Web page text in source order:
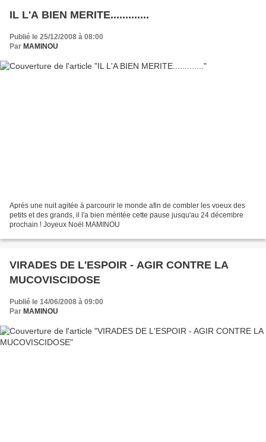
IL L'A BIEN MERITE.............
Publié le 25/12/2008 à 08:00
Par MAMINOU
Après une nuit agitée à parcourir le monde afin de combler les voeux des
petits et des grands, il l'a bien méritée cette pause jusqu'au 24 décembre
prochain ! Joyeux Noël MAMINOU
VIRADES DE L'ESPOIR - AGIR CONTRE LA
MUCOVISCIDOSE
Publié le 14/06/2008 à 09:00
Par MAMINOU